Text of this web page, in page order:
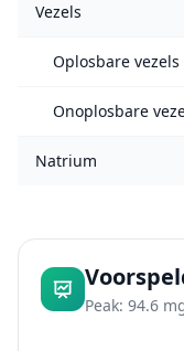
Vezels
Oplosbare vezels
Onoplosbare
Natrium
Peak: 94.6